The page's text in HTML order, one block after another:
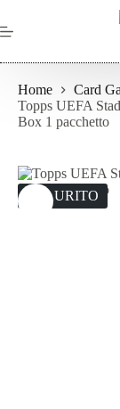
al
contenuto
Home Card
Topps UEFA
Box 1 pacchetto
ESAURITO